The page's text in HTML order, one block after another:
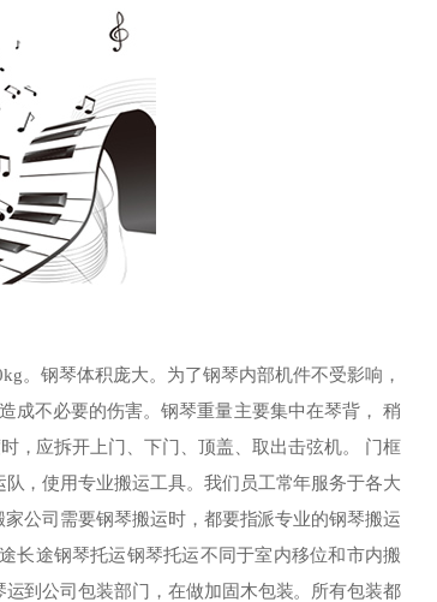
。钢琴体积庞大。为了钢琴内部机件不受影响，
成不必要的伤害。钢琴重量主要集中在琴背， 稍
，应拆开上门、下门、顶盖、取出击弦机。 门框
，使用专业搬运工具。我们员工常年服务于各大
公司需要钢琴搬运时，都要指派专业的钢琴搬运
长途钢琴托运钢琴托运不同于室内移位和市内搬
到公司包装部门，在做加固木包装。所有包装都